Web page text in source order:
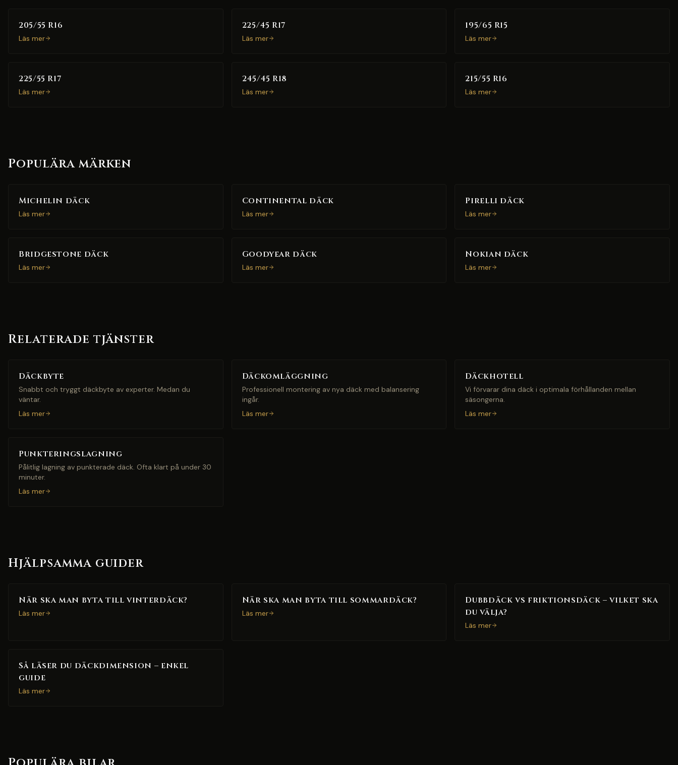
205/55 R16
Läs mer
225/45 R17
Läs mer
195/65 R15
Läs mer
225/55 R17
Läs mer
245/45 R18
Läs mer
215/55 R16
Läs mer
Populära märken
Michelin däck
Läs mer
Continental däck
Läs mer
Pirelli däck
Läs mer
Bridgestone däck
Läs mer
Goodyear däck
Läs mer
Nokian däck
Läs mer
Relaterade tjänster
Däckbyte
Snabbt och tryggt däckbyte av experter. Medan du
väntar.
Läs mer
Däckomläggning
Professionell montering av nya däck med balansering
ingår.
Läs mer
Däckhotell
Vi förvarar dina däck i optimala förhållanden mellan
säsongerna.
Läs mer
Punkteringslagning
Pålitlig lagning av punkterade däck. Ofta klart på under 30
minuter.
Läs mer
Hjälpsamma guider
När ska man byta till vinterdäck?
Läs mer
När ska man byta till sommardäck?
Läs mer
Dubbdäck vs friktionsdäck – vilket ska
du välja?
Läs mer
Så läser du däckdimension – enkel
guide
Läs mer